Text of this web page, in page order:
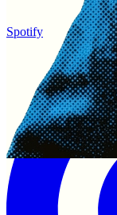
Spotify